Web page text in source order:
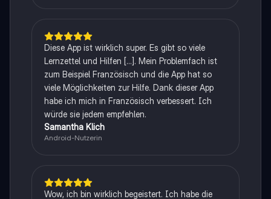
Diese App ist wirklich super. Es gibt so viele
Lernzettel und Hilfen [...]. Mein Problemfach ist
zum Beispiel Französisch und die App hat so
viele Möglichkeiten zur Hilfe. Dank dieser App
habe ich mich in Französisch verbessert. Ich
würde sie jedem empfehlen.
Samantha Klich
Android-Nutzerin
Wow, ich bin wirklich begeistert. Ich habe die